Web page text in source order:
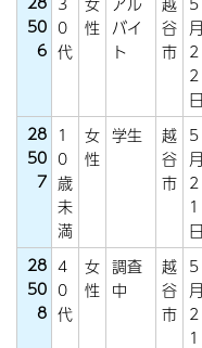
50
6
0
代
性 バイ
ト
谷
市
月
2
2
日
28
50
7
1
0
歳
未
満
女
性
学生
越
谷
市
5
月
2
1
日
28
50
8
4
0
代
女
性
調査
中
越
谷
市
5
月
2
1